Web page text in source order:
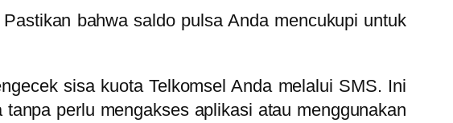
bahwa saldo pulsa Anda mencukupi untuk
sisa kuota Telkomsel Anda melalui SMS. Ini
perlu mengakses aplikasi atau menggunakan